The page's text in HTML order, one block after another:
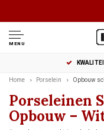
MENU
Home Porselein Opbouw
Porseleinen
Opbouw –